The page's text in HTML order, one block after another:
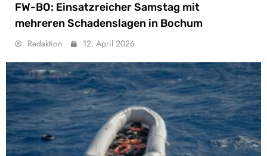
FW-BO: Einsatzreicher Samstag mit
mehreren Schadenslagen in Bochum
Redaktion 12. April 2026